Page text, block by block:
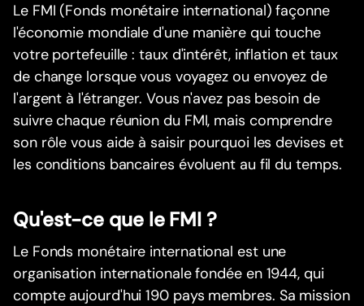
Le FMI (Fonds monétaire international) façonne
l'économie mondiale d'une manière qui touche
votre portefeuille : taux d'intérêt, inflation et taux
de change lorsque vous voyagez ou envoyez de
l'argent à l'étranger. Vous n'avez pas besoin de
suivre chaque réunion du FMI, mais comprendre
son rôle vous aide à saisir pourquoi les devises et
les conditions bancaires évoluent au fil du temps.
Qu'est-ce que le FMI ?
Le Fonds monétaire international est une
organisation internationale fondée en 1944, qui
compte aujourd'hui 190 pays membres. Sa mission